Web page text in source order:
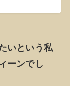
いという私
ーンでし